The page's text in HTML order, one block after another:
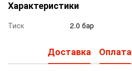
Характеристики
Тиск 2.0 бар
Доставка Оплата